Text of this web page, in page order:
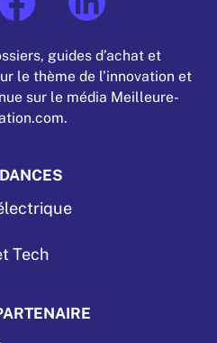
guides d’achat et
le thème de l’innovation et
sur le média Meilleure-
Tech